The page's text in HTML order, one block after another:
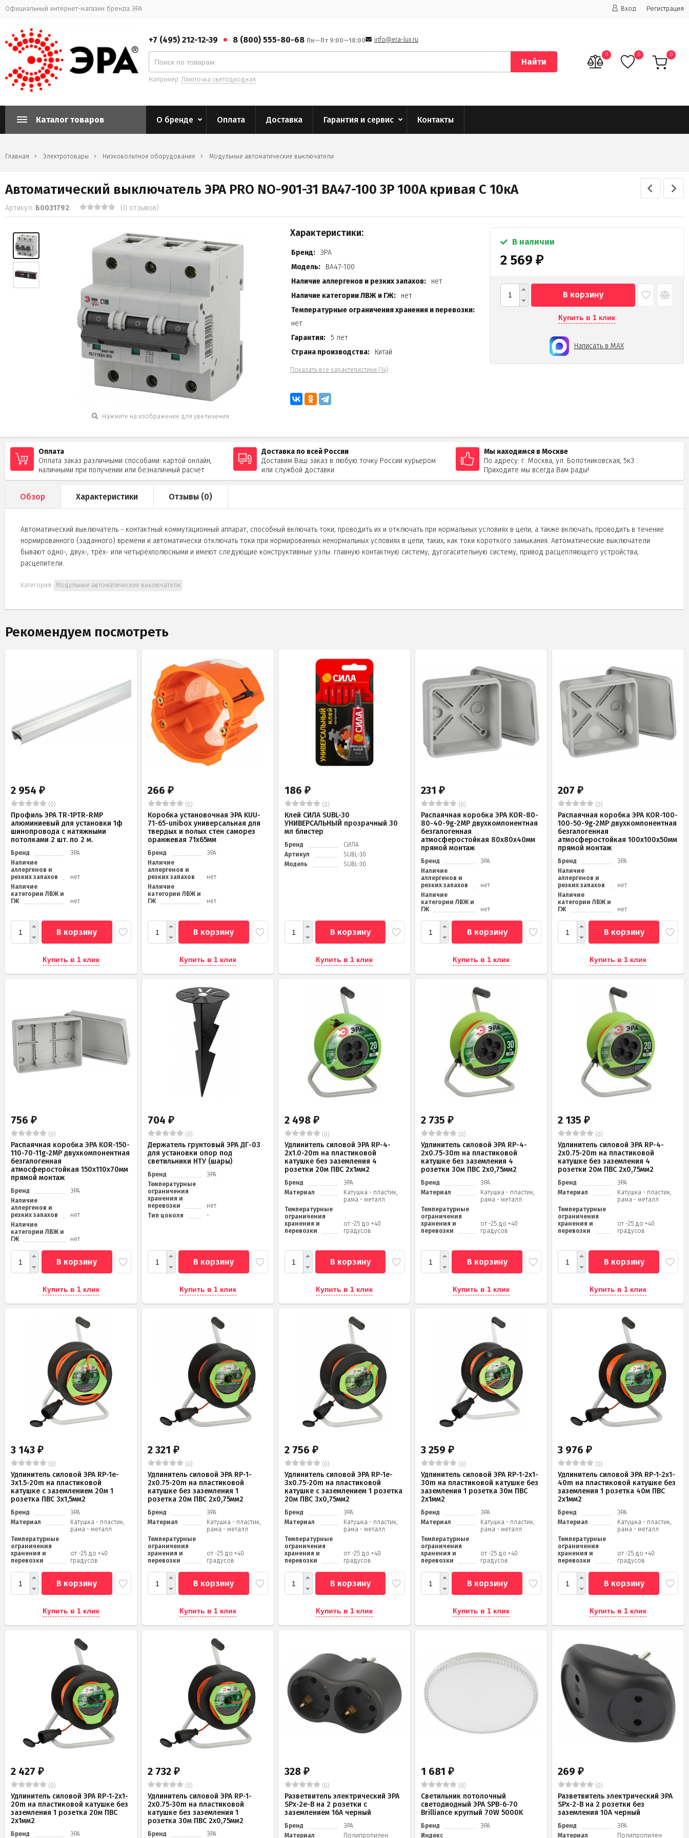
Официальный интернет-магазин бренда ЭРА Вход Регистрация
+7 (495) 212-12-39 8 (800) 555-80-68 Пн—Пт 9:00—18:00 info@era-lux.ru
Найти
Например: Лампочка светодиодная
0 0 0
Каталог товаров О бренде Оплата Доставка Гарантия и сервис Контакты
Главная Электротовары Низковольтное оборудование Модульные автоматические выключатели
Автоматический выключатель ЭРА PRO NO-901-31 ВА47-100 3P 100А кривая C 10кА
Артикул: Б0031792 (0 отзывов)
Нажмите на изображение для увеличения
Характеристики:
Бренд: ЭРА
Модель:
ВА47-100
Наличие аллергенов и резких запахов:
нет
Наличие категории ЛВЖ и ГЖ:
нет
Температурные ограничения хранения и перевозки:
нет
Гарантия: 5 лет
Страна производства:
Китай
Показать все характеристики (14)
В наличии
2 569 ₽
В корзину
Купить в 1 клик
Написать в MAX
Оплата
Оплата заказ различными способами: картой онлайн,
наличными при получении или безналичный расчет
Доставка по всей России
Доставим Ваш заказ в любую точку России курьером
или службой доставки
Мы находимся в Москве
По адресу: г. Москва, ул. Болотниковская, 5к3 .
Приходите мы всегда Вам рады!
Обзор Характеристики Отзывы (0)
Автоматический выключатель - контактный коммутационный аппарат, способный включать токи, проводить их и отключать при нормальных условиях в цепи, а также включать, проводить в течение
нормированного (заданного) времени и автоматически отключать токи при нормированных ненормальных условиях в цепи, таких, как токи короткого замыкания. Автоматические выключатели
бывают одно-, двух-, трёх- или четырёхполюсными и имеют следующие конструктивные узлы: главную контактную систему, дугогасительную систему, привод расцепляющего устройства,
расцепители.
Категория: Модульные автоматические выключатели
Рекомендуем посмотреть
2 954 ₽
(0)
Профиль ЭРА TR-1PTR-RMP
алюминиевый для установки 1ф
шинопровода с натяжными
потолками 2 шт. по 2 м.
Бренд
ЭРА
Наличие
аллергенов и
резких запахов
нет
Наличие
категории ЛВЖ и
ГЖ
нет
В корзину
Купить в 1 клик
266 ₽
(0)
Коробка установочная ЭРА KUU-
71-65-unibox универсальная для
твердых и полых стен саморез
оранжевая 71х65мм
Бренд
ЭРА
Наличие
аллергенов и
резких запахов
нет
Наличие
категории ЛВЖ и
ГЖ
нет
В корзину
Купить в 1 клик
186 ₽
(0)
Клей СИЛА SUBL-30
УНИВЕРСАЛЬНЫЙ прозрачный 30
мл блистер
Бренд
СИЛА
Артикул
SUBL-30
Модель
SUBL-30
В корзину
Купить в 1 клик
231₽
(0)
Распаячная коробка ЭРА KOR-80-
80-40-9g-2MP двухкомпонентная
безгалогенная
атмосферостойкая 80х80х40мм
прямой монтаж
Бренд
ЭРА
Наличие
аллергенов и
резких запахов
нет
Наличие
категории ЛВЖ и
ГЖ
нет
В корзину
Купить в 1 клик
207₽
(0)
Распаячная коробка ЭРА KOR-100-
100-50-9g-2MP двухкомпонентная
безгалогенная
атмосферостойкая 100х100х50мм
прямой монтаж
Бренд
ЭРА
Наличие
аллергенов и
резких запахов
нет
Наличие
категории ЛВЖ и
ГЖ
нет
В корзину
Купить в 1 клик
756 ₽
(0)
Распаячная коробка ЭРА KOR-150-
110-70-11g-2MP двухкомпонентная
безгалогенная
атмосферостойкая 150х110х70мм
прямой монтаж
Бренд
ЭРА
Наличие
аллергенов и
резких запахов
нет
Наличие
категории ЛВЖ и
ГЖ
нет
В корзину
Купить в 1 клик
704 ₽
(0)
Держатель грунтовый ЭРА ДГ-03
для установки опор под
светильники НТУ (шары)
Бренд
ЭРА
Температурные
ограничения
хранения и
перевозки
нет
Тип цоколя
-
В корзину
Купить в 1 клик
2 498 ₽
(0)
Удлинитель силовой ЭРА RP-4-
2x1.0-20m на пластиковой
катушке без заземления 4
розетки 20м ПВС 2х1мм2
Бренд
ЭРА
Материал
Катушка - пластик,
рама - металл
Температурные
ограничения
хранения и
перевозки
от -25 до +40
градусов
В корзину
Купить в 1 клик
2 735₽
(0)
Удлинитель силовой ЭРА RP-4-
2x0.75-30m на пластиковой
катушке без заземления 4
розетки 30м ПВС 2х0,75мм2
Бренд
ЭРА
Материал
Катушка - пластик,
рама - металл
Температурные
ограничения
хранения и
перевозки
от -25 до +40
градусов
В корзину
Купить в 1 клик
2 135₽
(0)
Удлинитель силовой ЭРА RP-4-
2x0.75-20m на пластиковой
катушке без заземления 4
розетки 20м ПВС 2х0,75мм2
Бренд
ЭРА
Материал
Катушка - пластик,
рама - металл
Температурные
ограничения
хранения и
перевозки
от -25 до +40
градусов
В корзину
Купить в 1 клик
3 143 ₽
(0)
Удлинитель силовой ЭРА RP-1e-
3x1.5-20m на пластиковой
катушке c заземлением 20м 1
розетка ПВС 3х1,5мм2
Бренд
ЭРА
Материал
Катушка - пластик,
рама - металл
Температурные
ограничения
хранения и
перевозки
от -25 до +40
градусов
В корзину
Купить в 1 клик
2 321 ₽
(0)
Удлинитель силовой ЭРА RP-1-
2x0.75-20m на пластиковой
катушке без заземления 1
розетка 20м ПВС 2х0,75мм2
Бренд
ЭРА
Материал
Катушка - пластик,
рама - металл
Температурные
ограничения
хранения и
перевозки
от -25 до +40
градусов
В корзину
Купить в 1 клик
2 756 ₽
(0)
Удлинитель силовой ЭРА RP-1e-
3х0.75-20m на пластиковой
катушке c заземлением 1 розетка
20м ПВС 3х0,75мм2
Бренд
ЭРА
Материал
Катушка - пластик,
рама - металл
Температурные
ограничения
хранения и
перевозки
от -25 до +40
градусов
В корзину
Купить в 1 клик
3 259₽
(0)
Удлинитель силовой ЭРА RP-1-2x1-
30m на пластиковой катушке без
заземления 1 розетка 30м ПВС
2x1мм2
Бренд
ЭРА
Материал
Катушка - пластик,
рама - металл
Температурные
ограничения
хранения и
перевозки
от -25 до +40
градусов
В корзину
Купить в 1 клик
3 976₽
(0)
Удлинитель силовой ЭРА RP-1-2x1-
40m на пластиковой катушке без
заземления 1 розетка 40м ПВС
2x1мм2
Бренд
ЭРА
Материал
Катушка - пластик,
рама - металл
Температурные
ограничения
хранения и
перевозки
от -25 до +40
градусов
В корзину
Купить в 1 клик
2 427 ₽
(0)
Удлинитель силовой ЭРА RP-1-2x1-
20m на пластиковой катушке без
заземления 1 розетка 20м ПВС
2х1мм2
Бренд ЭРА
2 732 ₽
(0)
Удлинитель силовой ЭРА RP-1-
2x0.75-30m на пластиковой
катушке без заземления 1
розетка 30м ПВС 2х0,75мм2
Бренд ЭРА
328 ₽
(0)
Разветвитель электрический ЭРА
SPx-2e-B на 2 розетки с
заземлением 16А черный
Бренд
ЭРА
Материал
Полипропилен
1 681₽
(0)
Светильник потолочный
светодиодный ЭРА SPB-6-70
Brilliance круглый 70W 5000K
Бренд
ЭРА
Индекс
269₽
(0)
Разветвитель электрический ЭРА
SPx-2-B на 2 розетки без
заземления 10А черный
Бренд
ЭРА
Материал
Полипропилен